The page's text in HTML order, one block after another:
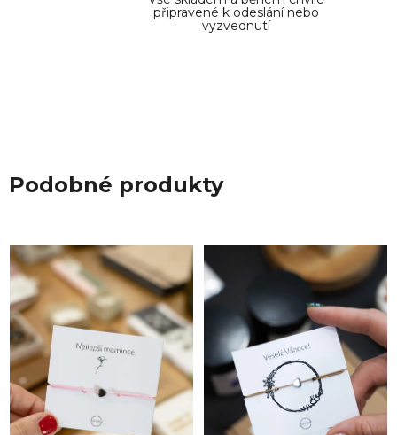
připravené k odeslání nebo
vyzvednutí
Podobné produkty